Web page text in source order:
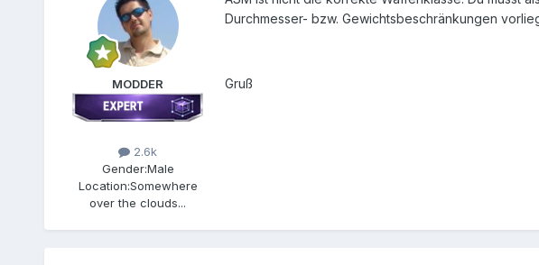
MODDER
2.6k
Gender:Male
Location:Somewhere
over the clouds...
Durchmesser- bzw. Gewichtsbeschränkungen
Gruß